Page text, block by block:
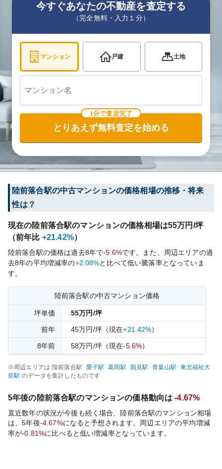
今すぐあなたの不動産を査定する
（完全無料・入力１分）
マンション 戸建 土地
1分で査定完了
とりあえず無料査定を始める
陸前落合駅の中古マンションの価格相場の推移・将来
性は？
現在の陸前落合駅のマンションの価格相場は55万円/坪
（前年比 +21.42%）
陸前落合駅の価格は過去8年で-5.6%です。
また、周辺エリアの過
去8年の平均増減率の+2.08%と比べて低い騰落率となっていま
す。
陸前落合駅の中古マンション価格
坪単価 55万円/坪
前年 45万円/坪（現在+21.42%）
8年前 58万円/坪（現在-5.6%）
※周辺エリアは 陸前落合駅 愛子駅 葛岡駅 国見駅 青葉山駅
東北福祉大
前駅 のデータを集計したものです
5年後の陸前落合駅のマンションの価格動向は -4.67%
直近数年の状況が今後も続く場合、 陸前落合駅のマンション相場
は、5年後-4.67%になると予想されます。周辺エリアの平均増減
率が-0.81%に比べると低い増減率となっています。